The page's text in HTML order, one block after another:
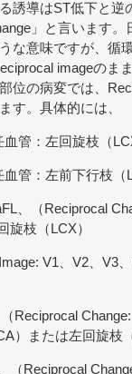
誘導はST低下と逆
」と言います。
な意味ですが、循
imageのま
位の病変では、
す。具体的には、
管：左回旋枝（
管：左前下行枝（
、（Reciprocal
旋枝（LCX）
V1、V2、V3
Reciprocal
）または左回旋枝
（Reciprocal